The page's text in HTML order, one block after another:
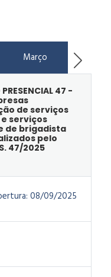
Março
47 -
de serviços
serviços
de brigadista
pelo
47/2025
08/09/2025